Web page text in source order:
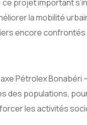
projet important
la mobilité
encore confrontés
Pétrolex
populations,
les activités